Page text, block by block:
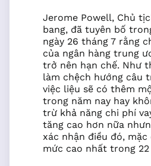
Jerome Powell, Chủ
bang, đã tuyên bố
ngày 26 tháng 7 rằng
của ngân hàng trung
trở nên hạn chế. Như
làm chệch hướng câu
việc liệu sẽ có thêm
trong năm nay hay
trừ khả năng chi phí
tăng cao hơn nữa
xác nhận điều đó,
mức cao nhất trong 22